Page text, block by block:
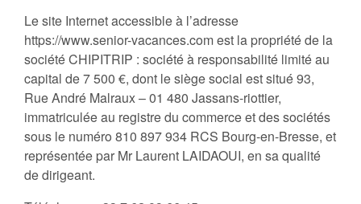
Le site Internet accessible à l’adresse
https://www.senior-vacances.com est la propriété de la
société CHIPITRIP : société à responsabilité limité au
capital de 7 500 €, dont le siège social est situé 93,
Rue André Malraux – 01 480 Jassans-riottier,
immatriculée au registre du commerce et des sociétés
sous le numéro 810 897 934 RCS Bourg-en-Bresse, et
représentée par Mr Laurent LAIDAOUI, en sa qualité
de dirigeant.